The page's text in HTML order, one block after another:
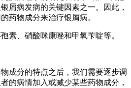
屑病发病的关键因素之一。因此，
药物成分来治疗银屑病。
素、硝酸咪康唑和甲氧苄啶等。
成分的特点之后，我们需要逐步调
的病情加入或减少某些药物成分，